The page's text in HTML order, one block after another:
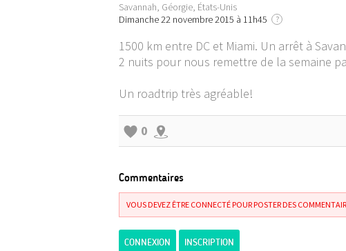
Savannah, Géorgie, États-Unis
Dimanche 22 novembre 2015 à 11h45
?
1500 km entre DC et Miami. Un arrêt à
2 nuits pour nous remettre de la semaine
Un roadtrip très agréable!
0
Commentaires
VOUS DEVEZ ÊTRE CONNECTÉ POUR POSTER DES
CONNEXION INSCRIPTION